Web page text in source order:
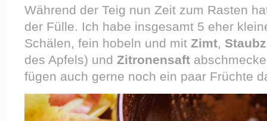
Während der Teig nun Zeit zum Rasten
der Fülle. Ich habe insgesamt 5 eher
Schälen, fein hobeln und mit Zimt,
des Apfels) und Zitronensaft
fügen auch gerne noch ein paar Früchte